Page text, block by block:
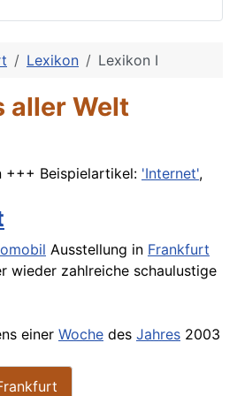
Lexikon Lexikon I
aller Welt
+++ Beispielartikel: 'Internet',
Ausstellung in Frankfurt
wieder zahlreiche schaulustige
einer Woche des Jahres 2003